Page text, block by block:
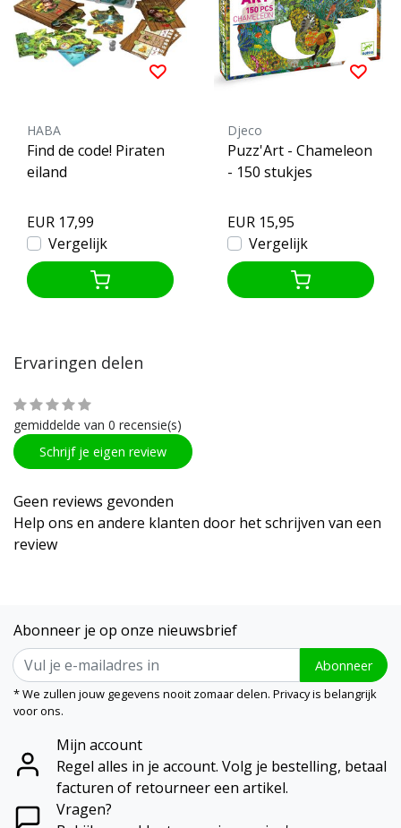
HABA
Find de code! Piraten
eiland
EUR 17,99
Vergelijk
Djeco
Puzz'Art - Chameleon
- 150 stukjes
EUR 15,95
Vergelijk
Ervaringen delen
gemiddelde van 0 recensie(s)
Schrijf je eigen review
Geen reviews gevonden
Help ons en andere klanten door het schrijven van een
review
Abonneer je op onze nieuwsbrief
Abonneer
* We zullen jouw gegevens nooit zomaar delen. Privacy is belangrijk
voor ons.
Mijn account
Regel alles in je account. Volg je bestelling, betaal
facturen of retourneer een artikel.
Vragen?